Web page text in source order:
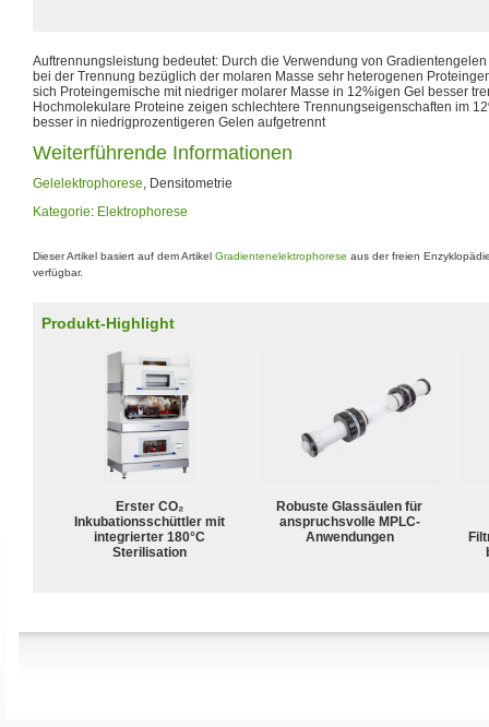
Auftrennungsleistung bedeutet: Durch die Verwendung von
bei der Trennung bezüglich der molaren Masse sehr heterogenen
sich Proteingemische mit niedriger molarer Masse in 12%igen Gel besser
Hochmolekulare Proteine zeigen schlechtere Trennungseigenschaften im
besser in niedrigprozentigeren Gelen aufgetrennt
Weiterführende Informationen
Gelelektrophorese, Densitometrie
Kategorie: Elektrophorese
Dieser Artikel basiert auf dem Artikel Gradientenelektrophorese aus der freien
verfügbar.
Produkt-Highlight
Erster CO₂
Inkubationsschüttler mit
integrierter 180°C
Sterilisation
Robuste Glassäulen für
anspruchsvolle MPLC-
Anwendungen